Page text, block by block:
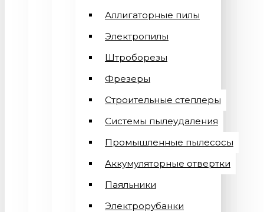
Аллигаторные пилы
Электропилы
Штроборезы
Фрезеры
Строительные степлеры
Системы пылеудаления
Промышленные пылесосы
Аккумуляторные отвертки
Паяльники
Электрорубанки